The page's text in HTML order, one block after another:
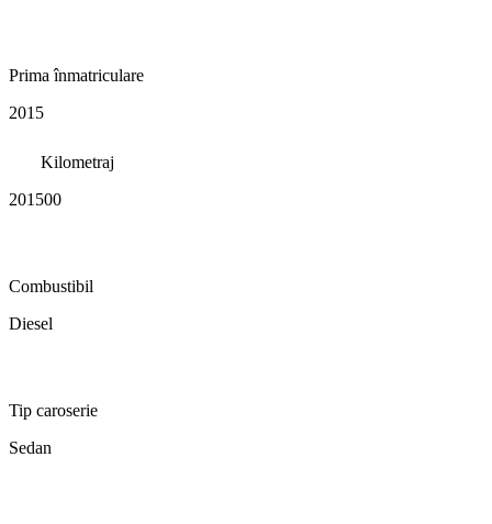
Prima înmatriculare
2015
Kilometraj
201500
Combustibil
Diesel
Tip caroserie
Sedan